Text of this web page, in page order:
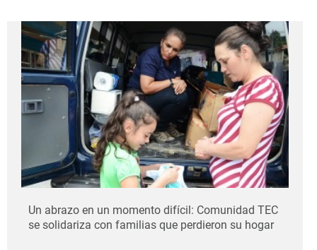
Un abrazo en un momento difícil: Comunidad TEC
se solidariza con familias que perdieron su hogar